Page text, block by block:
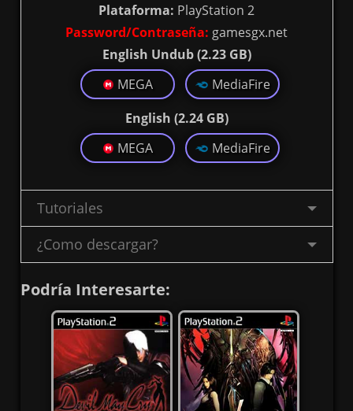
Plataforma: PlayStation 2
Password/Contraseña: gamesgx.net
English Undub (2.23 GB)
MEGA
MediaFire
English (2.24 GB)
MEGA
MediaFire
Tutoriales
¿Como descargar?
Podría Interesarte: